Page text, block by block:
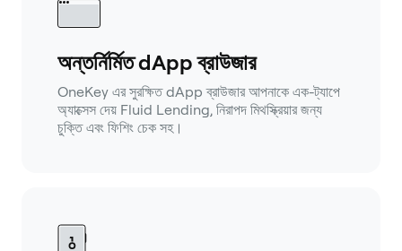
অন্তর্নির্মিত dApp ব্রাউজার
OneKey এর সুরক্ষিত dApp ব্রাউজার আপনাকে এক-ট্যাপে
অ্যাক্সেস দেয় Fluid Lending, নিরাপদ মিথস্ক্রিয়ার জন্য
চুক্তি এবং ফিশিং চেক সহ।